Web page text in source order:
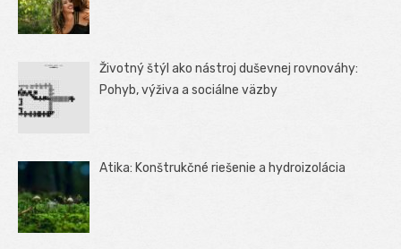
Životný štýl ako nástroj duševnej rovnováhy:
Pohyb, výživa a sociálne väzby
Atika: Konštrukčné riešenie a hydroizolácia